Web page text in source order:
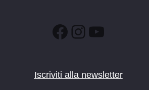
Facebook
Instagram
YouTube
Iscriviti alla newsletter